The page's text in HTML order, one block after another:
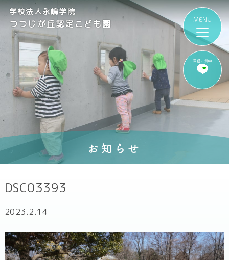
気軽に質問
学校法人永嶋学院
つつじが丘認定こども園
お知らせ
DSC03393
2023.2.14